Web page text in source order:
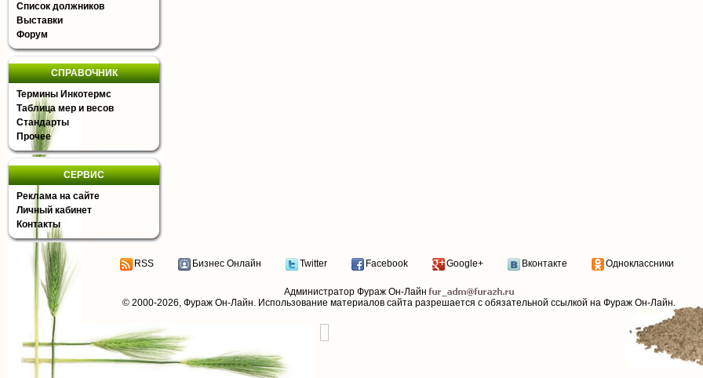
Список должников
Выставки
Форум
СПРАВОЧНИК
Термины Инкотермс
Таблица мер и весов
Стандарты
Прочее
СЕРВИС
Реклама на сайте
Личный кабинет
Контакты
RSS Бизнес Онлайн Twitter Facebook Google+ Вконтакте Одноклассники
Администратор Фураж Он-Лайн
© 2000-2026, Фураж Он-Лайн. Использование материалов сайта разрешается с обязательной ссылкой на Фураж Он-Лайн.